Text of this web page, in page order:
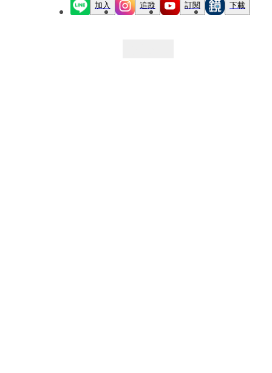
加入 追蹤 訂閱 下載